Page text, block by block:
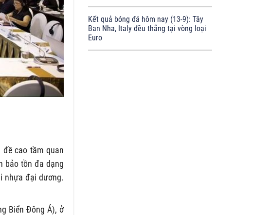
đề cao tầm quan
bảo tồn đa dạng
nhựa đại dương.
Biển Đông Á), ở
Kết quả bóng đá hôm nay (13-9): Tây
Ban Nha, Italy đều thắng tại vòng loại
Euro